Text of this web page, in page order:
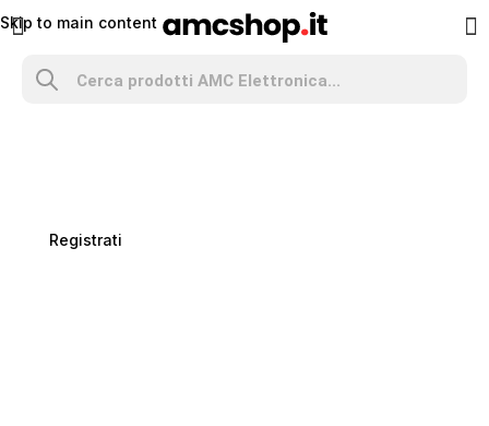
Skip to main content
Registrati